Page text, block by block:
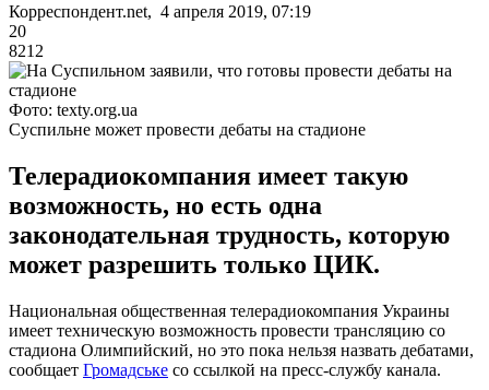
Корреспондент.net, 4 апреля 2019, 07:19
20
8212
Фото: texty.org.ua
Суспильне может провести дебаты на стадионе
Телерадиокомпания имеет такую
возможность, но есть одна
законодательная трудность, которую
может разрешить только ЦИК.
Национальная общественная телерадиокомпания Украины
имеет техническую возможность провести трансляцию со
стадиона Олимпийский, но это пока нельзя назвать дебатами,
сообщает Громадське со ссылкой на пресс-службу канала.